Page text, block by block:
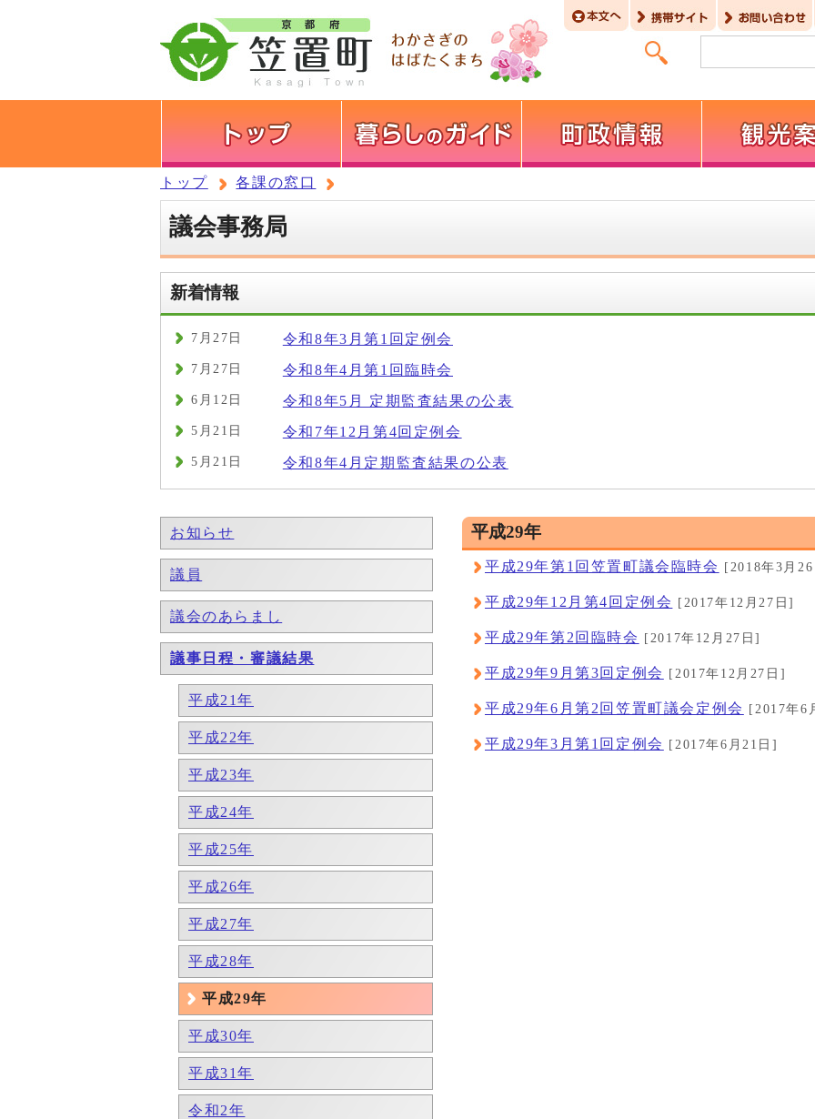
トップ 各課の窓口
議会事務局
新着情報
7月27日 令和8年3月第1回定例会
7月27日 令和8年4月第1回臨時会
6月12日 令和8年5月 定期監査結果の公表
5月21日 令和7年12月第4回定例会
5月21日 令和8年4月定期監査結果の公表
お知らせ
議員
議会のあらまし
議事日程・審議結果
平成21年
平成22年
平成23年
平成24年
平成25年
平成26年
平成27年
平成28年
平成29年
平成30年
平成31年
令和2年
平成29年
平成29年第1回笠置町議会臨時会 [2018年3月26
平成29年12月第4回定例会 [2017年12月27日]
平成29年第2回臨時会 [2017年12月27日]
平成29年9月第3回定例会 [2017年12月27日]
平成29年6月第2回笠置町議会定例会 [2017年6
平成29年3月第1回定例会 [2017年6月21日]